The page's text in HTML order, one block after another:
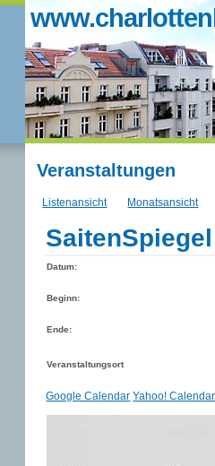
Veranstaltungen
Listenansicht Monatsansicht
Datum:
Beginn:
Ende:
Veranstaltungsort
Google Calendar Yahoo! Calendar